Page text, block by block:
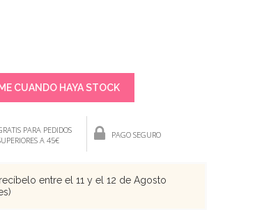
CUANDO HAYA STOCK
PARA PEDIDOS
A 45€
PAGO SEGURO
entre el 11 y el 12 de Agosto